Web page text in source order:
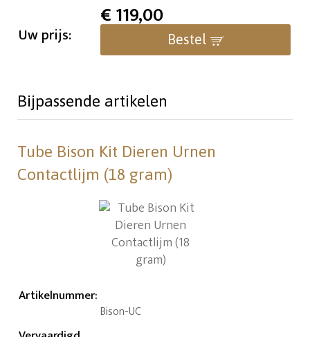
Uw prijs:
€119,00
Bestel
Bijpassende artikelen
Tube Bison Kit Dieren Urnen
Contactlijm (18 gram)
Artikelnummer:
Bison-UC